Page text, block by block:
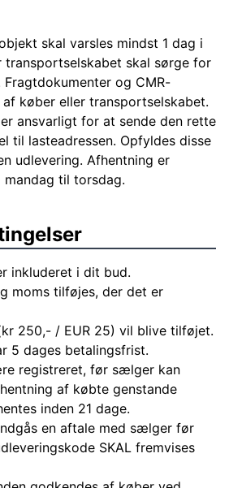
skal varsles mindst 1 dag i
transportselskabet skal sørge for
og CMR-
køber eller transportselskabet.
ansvarligt for at sende den rette
til lasteadressen. Opfyldes disse
udlevering. Afhentning er
mandag til torsdag.
inkluderet i dit bud.
moms tilføjes, der det er
250,- / EUR 25) vil blive tilføjet.
5 dages betalingsfrist.
registreret, før sælger kan
af købte genstande
inden 21 dage.
en aftale med sælger før
SKAL fremvises